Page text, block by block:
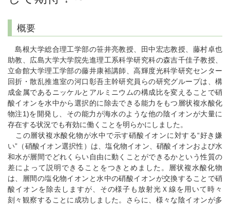
概要
島根大学総合理工学部の笹井亮教授、田中宏志教授、藤村卓也
助教、広島大学大学院先進理工系科学研究科の森吉千佳子教授、
立命館大学理工学部の藤井康裕講師、高輝度光科学研究センター
回折・散乱推進室の河口彰吾主幹研究員らの研究グループは、構
成金属であるニッケルとアルミニウムの構成比を変えることで硝
酸イオンを水中から選択的に除去できる能力をもつ層状複水酸化
物注1)を開発し、その能力が海水のような他の陰イオンが大量に
存在する状況でも有効に働くことを明らかにしました。
この層状複水酸化物が水中で示す硝酸イオンに対する“好き嫌
い”（硝酸イオン選択性）は、塩化物イオン、硝酸イオンおよび水
和水が層間でどれくらい自由に動くことができるかという性質の
差によって説明できることをつきとめました。層状複水酸化物
は、層間の塩化物イオンと水中の硝酸イオンが交換することで硝
酸イオンを除去しますが、その様子も放射光Ｘ線を用いて時々
刻々観察することに成功しました。さらに、様々な陰イオンが多